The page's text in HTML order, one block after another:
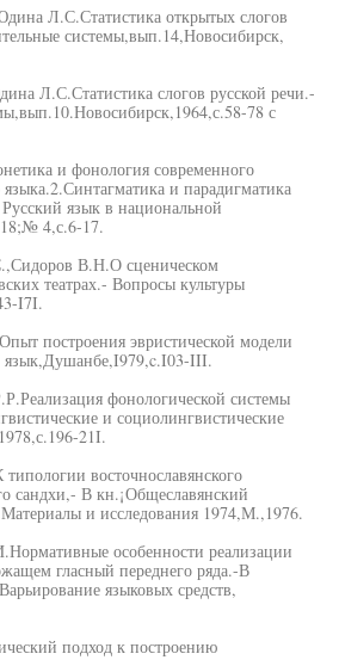
Л.С.Статистика открытых слогов
системы,вып.14,Новосибирск,
Л.С.Статистика слогов русской речи.-
78 с
и фонология современного
языка.2.Синтагматика и парадигматика
язык в национальной
4,с.6-17.
В.Н.О сценическом
театрах.- Вопросы культуры
I7I.
построения эвристической модели
III.
фонологической системы
и социолингвистические
21I.
восточнославянского
сандхи,- В кн.¡Общеславянский
и исследования 1974,М.,1976.
особенности реализации
гласный переднего ряда.-В
языковых средств,
подход к построению